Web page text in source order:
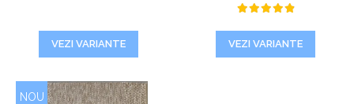
VEZI VARIANTE VEZI VARIANTE
NOU